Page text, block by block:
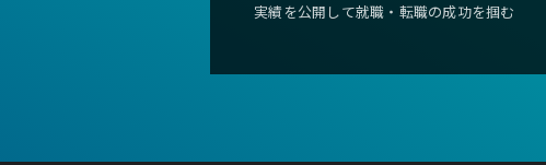
実績を公開して就職・転職の成功を掴む